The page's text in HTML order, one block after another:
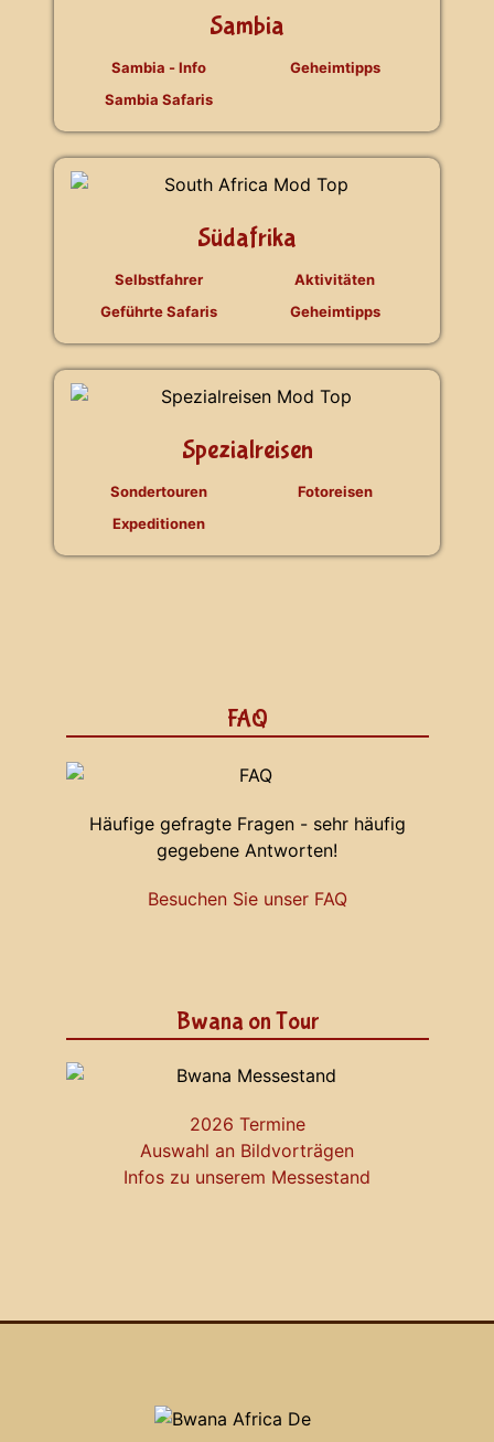
Sambia
Sambia - Info
Sambia Safaris
Geheimtipps
Südafrika
Selbstfahrer
Geführte Safaris
Aktivitäten
Geheimtipps
Spezialreisen
Sondertouren
Expeditionen
Fotoreisen
FAQ
Häufige gefragte Fragen - sehr häufig
gegebene Antworten!
Besuchen Sie unser FAQ
Bwana on Tour
2026 Termine
Auswahl an Bildvorträgen
Infos zu unserem Messestand